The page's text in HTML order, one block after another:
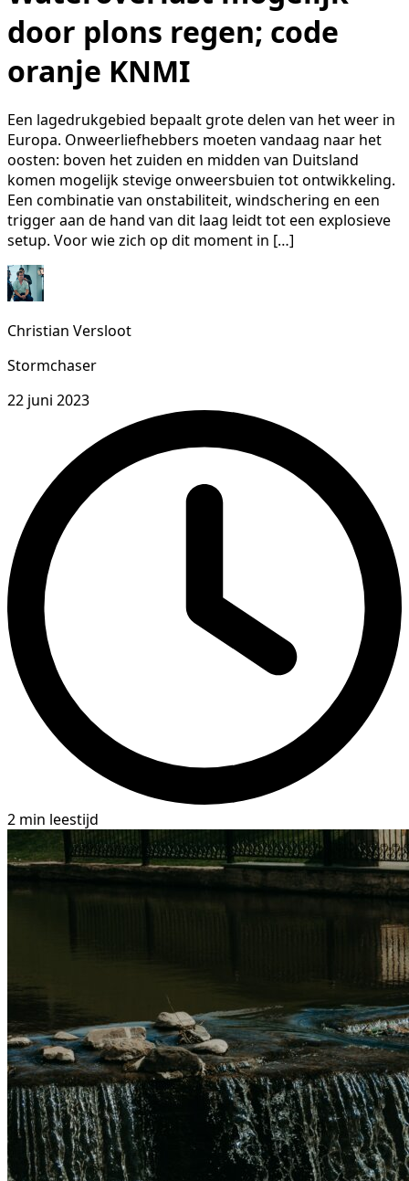
door plons regen; code
oranje KNMI
Een lagedrukgebied bepaalt grote delen van het weer in
Europa. Onweerliefhebbers moeten vandaag naar het
oosten: boven het zuiden en midden van Duitsland
komen mogelijk stevige onweersbuien tot ontwikkeling.
Een combinatie van onstabiliteit, windschering en een
trigger aan de hand van dit laag leidt tot een explosieve
setup. Voor wie zich op dit moment in […]
Christian Versloot
Stormchaser
22 juni 2023
2 min leestijd